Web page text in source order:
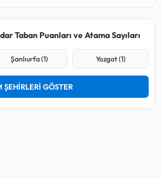
Taban Puanları ve Atama Sayıları
Şanlıurfa (1) Yozgat (1)
ŞEHİRLERİ GÖSTER